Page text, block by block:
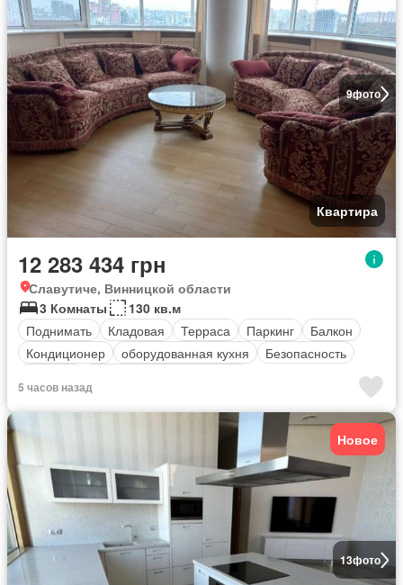
9фото
Квартира
12 283 434 грн
Славутиче, Винницкой области
3 Комнаты
130 кв.м
Поднимать
Кладовая Терраса Паркинг
Балкон
Кондиционер
оборудованная кухня
Безопасность
5 часов назад
13фото
Новое